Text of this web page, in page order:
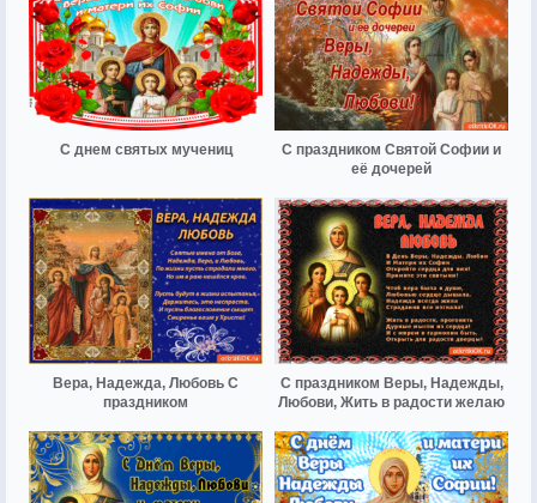
С днем святых мучениц
С праздником Святой Софии и
её дочерей
Вера, Надежда, Любовь С
праздником
С праздником Веры, Надежды,
Любови, Жить в радости желаю